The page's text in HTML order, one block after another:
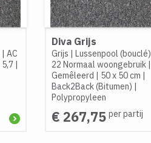
| AC
5,7|
Diva Grijs
Grijs | Lussenpool (bouclé)
22 Normaal woongebruik|
Gemêleerd | 50 x 50 cm |
Back2Back (Bitumen) |
Polypropyleen
€ 267,75 per partij